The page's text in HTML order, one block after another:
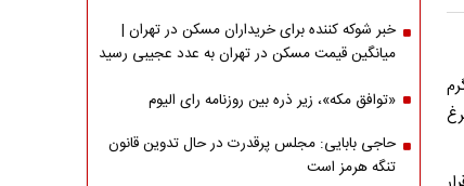
مرغ
خبر شوکه کننده برای خریداران مسکن در تهران |
میانگین قیمت مسکن در تهران به عدد عجیبی رسید
«توافق مکه»، زیر ذره بین روزنامه رای الیوم
حاجی بابایی: مجلس پرقدرت در حال تدوین قانون
تنگه هرمز است